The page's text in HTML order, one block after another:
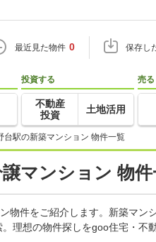
最近見た物件 0 保存し
投資する
不動産
投資
土地活用
売る
台駅の新築マンション 物件一覧
マンション 物
件をご紹介します。新築マン
理想の物件探しをgoo住宅・不